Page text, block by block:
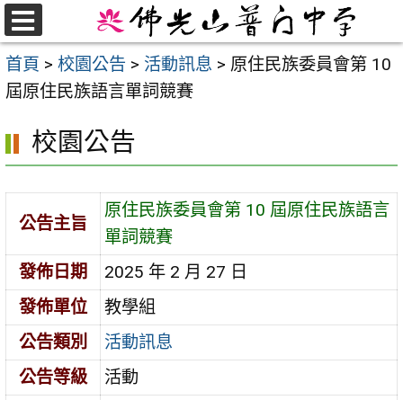
跳
至
主
要
首頁 > 校園公告 > 活動訊息 > 原住民族委員會第 10
屆原住民族語言單詞競賽
校園公告
公告主旨
原住民族委員會第 10 屆原住民族語言
單詞競賽
發佈日期
2025 年 2 月 27 日
發佈單位
教學組
公告類別
活動訊息
公告等級
活動
選
單